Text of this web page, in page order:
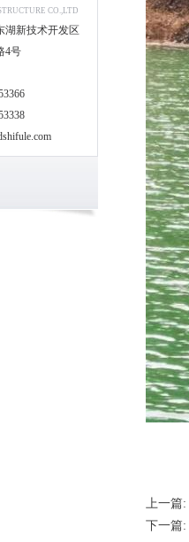
CO.,LTD
湖新技术开发区
4号
上一篇:
下一篇: